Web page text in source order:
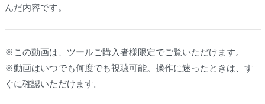
んだ内容です。
※この動画は、ツールご購入者様限定でご覧いただけます。
※動画はいつでも何度でも視聴可能。操作に迷ったときは、す
ぐに確認いただけます。